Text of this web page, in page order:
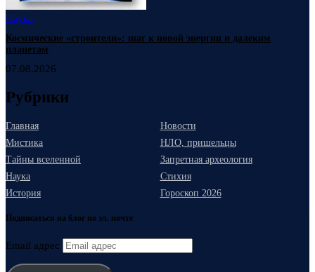
Наука
Космические «строители»: шаг к новой энергии и далеким
планетам
07.08.2026
Рубрики
Главная
Новости
Мистика
НЛО, пришельцы
Тайны вселенной
Запретная археология
Наука
Стихия
История
Гороскоп 2026
Подписаться на блог по эл. почте
Email адрес